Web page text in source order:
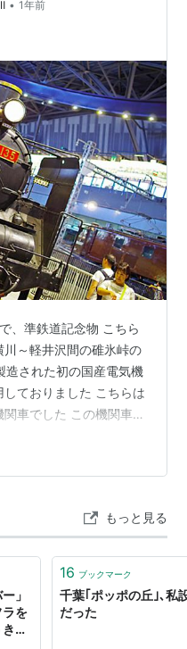
• 1年前
、準鉄道記念物 こちら
～軽井沢間の碓氷峠の
造された初の国産電気機
ておりました こちらは
車でした この機関車は
ンエクスプレス東京を
たのは懐かしいですね
後まで 旅客列車を引い
単焦点のみで撮影し…
もっと見る
」
ラを
ま
16 ブックマーク
千葉｢ポッポの丘｣､私
だった